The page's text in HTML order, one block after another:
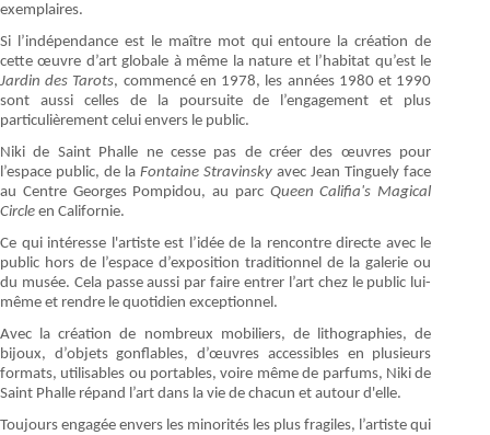
exemplaires.
Si l’indépendance est le maître mot qui entoure la création de
cette œuvre d’art globale à même la nature et l’habitat qu’est le
Jardin des Tarots, commencé en 1978, les années 1980 et 1990
sont aussi celles de la poursuite de l’engagement et plus
particulièrement celui envers le public.
Niki de Saint Phalle ne cesse pas de créer des œuvres pour
l’espace public, de laFontaine Stravinskyavec Jean Tinguely face
au Centre Georges Pompidou, au parc Queen Califia's Magical
Circle en Californie.
Ce qui intéresse l'artiste est l’idée de la rencontre directe avec le
public hors de l’espace d’exposition traditionnel de la galerie ou
du musée. Cela passe aussi par faire entrer l’art chez le public lui-
même et rendre le quotidien exceptionnel.
Avec la création de nombreux mobiliers, de lithographies, de
bijoux, d’objets gonflables, d’œuvres accessibles en plusieurs
formats, utilisables ou portables, voire même de parfums, Niki de
Saint Phalle répand l’art dans la vie de chacun et autour d'elle.
Toujours engagée envers les minorités les plus fragiles, l’artiste qui